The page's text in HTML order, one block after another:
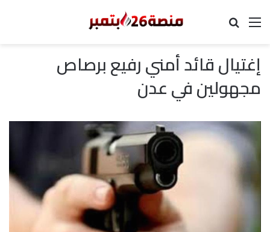
القائمة
إغتيال قائد أمني رفيع برصاص
مجهولين في عدن